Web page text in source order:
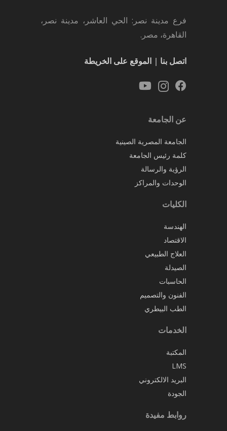
فرع مدينة نصر: الحي العاشر، مدينة نصر،
القاهرة، مصر.
اتصل بنا | الموقع على الخريطة
عن الجامعة
الجامعة المصرية الصينية
كلمة رئيس الجامعة
الرؤية والرسالة
الوحدات والمراكز
الكليات
الهندسة
الاقتصاد
العلاج الطبيعي
الصيدلة
الحاسبات
الفنون والتصميم
الطب البيطري
الخدمات
المكتبة
LMS
البريد الالكتروني
الجودة
روابط مفيدة